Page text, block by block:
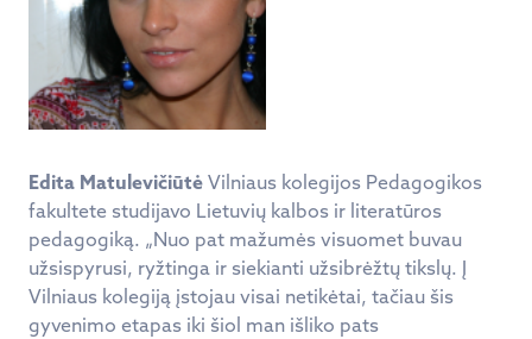
Edita Matulevičiūtė Vilniaus kolegijos Pedagogikos
fakultete studijavo Lietuvių kalbos ir literatūros
pedagogiką. „Nuo pat mažumės visuomet buvau
užsispyrusi, ryžtinga ir siekianti užsibrėžtų tikslų. Į
Vilniaus kolegiją įstojau visai netikėtai, tačiau šis
gyvenimo etapas iki šiol man išliko pats